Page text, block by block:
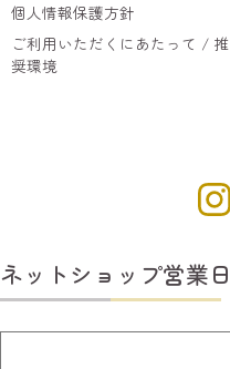
個人情報保護方針
ご利用いただくにあたって / 推
奨環境
ネットショップ営業